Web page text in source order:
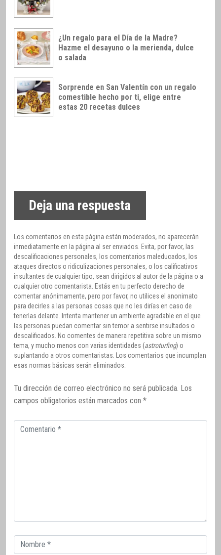
¿Un regalo para el Día de la Madre?
Hazme el desayuno o la merienda, dulce
o salada
Sorprende en San Valentín con un regalo
comestible hecho por ti, elige entre
estas 20 recetas dulces
Deja una respuesta
Los comentarios en esta página están moderados, no aparecerán
inmediatamente en la página al ser enviados. Evita, por favor, las
descalificaciones personales, los comentarios maleducados, los
ataques directos o ridiculizaciones personales, o los calificativos
insultantes de cualquier tipo, sean dirigidos al autor de la página o a
cualquier otro comentarista. Estás en tu perfecto derecho de
comentar anónimamente, pero por favor, no utilices el anonimato
para decirles a las personas cosas que no les dirías en caso de
tenerlas delante. Intenta mantener un ambiente agradable en el que
las personas puedan comentar sin temor a sentirse insultados o
descalificados. No comentes de manera repetitiva sobre un mismo
tema, y mucho menos con varias identidades (astroturfing) o
suplantando a otros comentaristas. Los comentarios que incumplan
esas normas básicas serán eliminados.
Tu dirección de correo electrónico no será publicada. Los
campos obligatorios están marcados con *
Comentario
Correo